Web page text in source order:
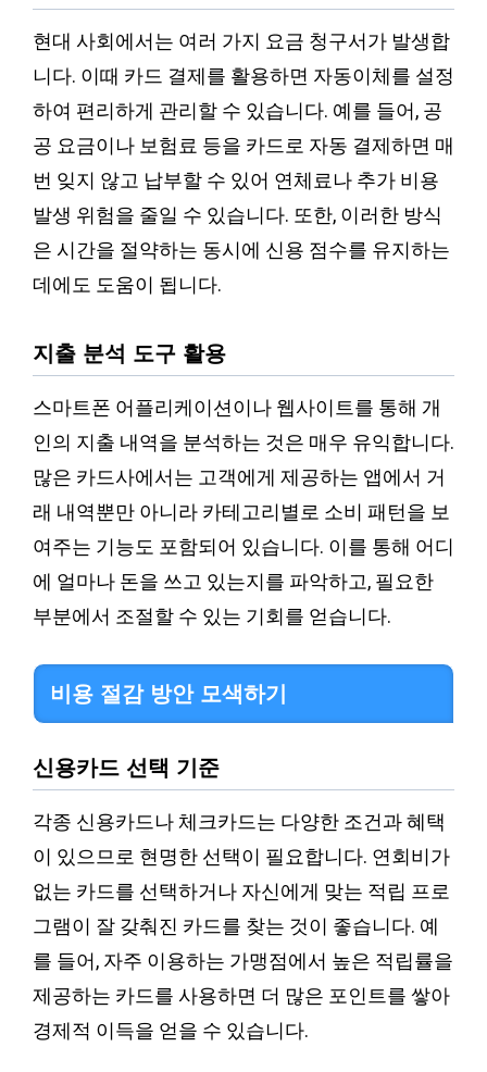
현대 사회에서는 여러 가지 요금 청구서가 발생합
니다. 이때 카드 결제를 활용하면 자동이체를 설정
하여 편리하게 관리할 수 있습니다. 예를 들어, 공
공 요금이나 보험료 등을 카드로 자동 결제하면 매
번 잊지 않고 납부할 수 있어 연체료나 추가 비용
발생 위험을 줄일 수 있습니다. 또한, 이러한 방식
은 시간을 절약하는 동시에 신용 점수를 유지하는
데에도 도움이 됩니다.
지출 분석 도구 활용
스마트폰 어플리케이션이나 웹사이트를 통해 개
인의 지출 내역을 분석하는 것은 매우 유익합니다.
많은 카드사에서는 고객에게 제공하는 앱에서 거
래 내역뿐만 아니라 카테고리별로 소비 패턴을 보
여주는 기능도 포함되어 있습니다. 이를 통해 어디
에 얼마나 돈을 쓰고 있는지를 파악하고, 필요한
부분에서 조절할 수 있는 기회를 얻습니다.
비용 절감 방안 모색하기
신용카드 선택 기준
각종 신용카드나 체크카드는 다양한 조건과 혜택
이 있으므로 현명한 선택이 필요합니다. 연회비가
없는 카드를 선택하거나 자신에게 맞는 적립 프로
그램이 잘 갖춰진 카드를 찾는 것이 좋습니다. 예
를 들어, 자주 이용하는 가맹점에서 높은 적립률을
제공하는 카드를 사용하면 더 많은 포인트를 쌓아
경제적 이득을 얻을 수 있습니다.